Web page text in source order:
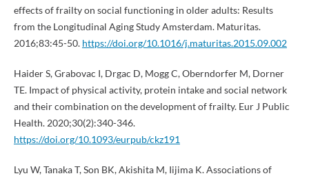
effects of frailty on social functioning in older adults: Results
from the Longitudinal Aging Study Amsterdam. Maturitas.
2016;83:45-50. https://doi.org/10.1016/j.maturitas.2015.09.002
Haider S, Grabovac I, Drgac D, Mogg C, Oberndorfer M, Dorner
TE. Impact of physical activity, protein intake and social network
and their combination on the development of frailty. Eur J Public
Health. 2020;30(2):340-346.
https://doi.org/10.1093/eurpub/ckz191
Lyu W, Tanaka T, Son BK, Akishita M, Iijima K. Associations of